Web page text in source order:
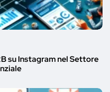
su Instagram nel Settore